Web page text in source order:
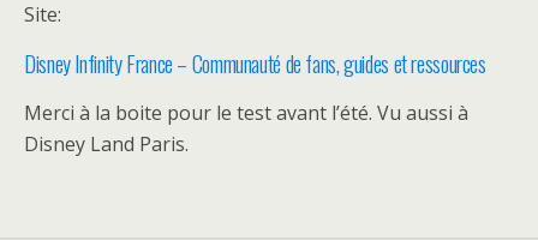
Site:
Disney Infinity France – Communauté de fans, guides et ressources
Merci à la boite pour le test avant l’été. Vu aussi à
Disney Land Paris.